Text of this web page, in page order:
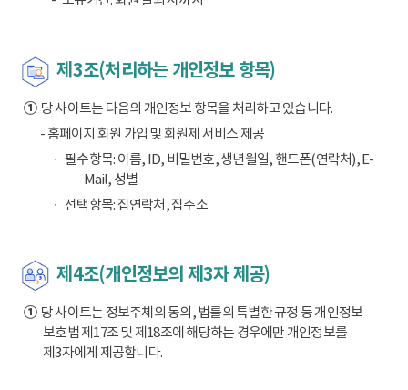
제3조(처리하는 개인정보 항목)
①당 사이트는 다음의 개인정보 항목을 처리하고 있습니다.
- 홈페이지 회원 가입 및 회원제 서비스 제공
필수항목: 이름, ID, 비밀번호, 생년월일, 핸드폰(연락처), E-
Mail, 성별
선택항목: 집연락처, 집주소
제4조(개인정보의 제3자 제공)
①당 사이트는 정보주체의 동의, 법률의 특별한 규정 등 개인정보
보호법 제17조 및 제18조에 해당하는 경우에만 개인정보를
제3자에게 제공합니다.